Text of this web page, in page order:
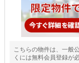
こちらの物件は、一般
くには無料会員登録が